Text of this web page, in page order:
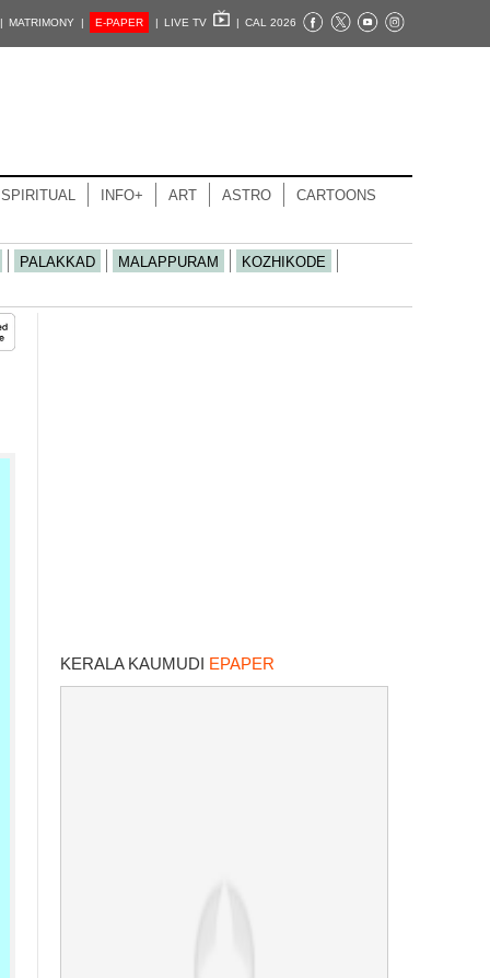
MATRIMONY | E-PAPER | LIVE TV | CAL 2026
SPIRITUAL INFO+ ART ASTRO CARTOONS
PALAKKAD MALAPPURAM KOZHIKODE
KERALA KAUMUDI EPAPER